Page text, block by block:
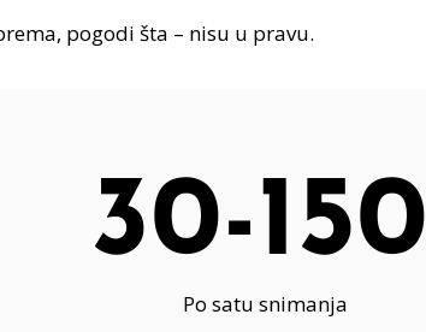
pogodi šta – nisu u pravu.
30-150
Po satu snimanja